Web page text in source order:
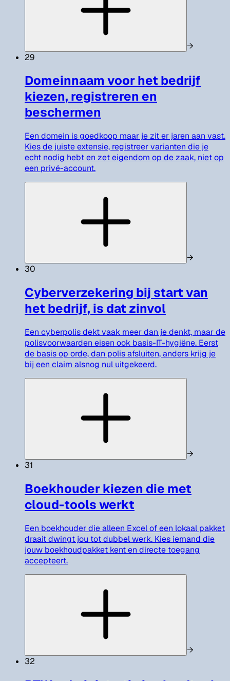
→
29
Domeinnaam voor het bedrijf
kiezen, registreren en
beschermen
Een domein is goedkoop maar je zit er jaren aan vast.
Kies de juiste extensie, registreer varianten die je
echt nodig hebt en zet eigendom op de zaak, niet op
een privé-account.
→
30
Cyberverzekering bij start van
het bedrijf, is dat zinvol
Een cyberpolis dekt vaak meer dan je denkt, maar de
polisvoorwaarden eisen ook basis-IT-hygiëne. Eerst
de basis op orde, dan polis afsluiten, anders krijg je
bij een claim alsnog nul uitgekeerd.
→
31
Boekhouder kiezen die met
cloud-tools werkt
Een boekhouder die alleen Excel of een lokaal pakket
draait dwingt jou tot dubbel werk. Kies iemand die
jouw boekhoudpakket kent en directe toegang
accepteert.
→
32